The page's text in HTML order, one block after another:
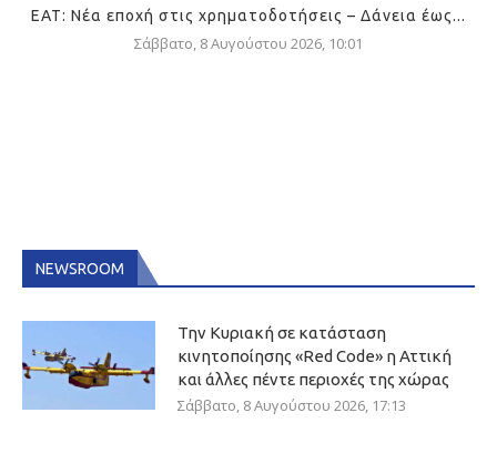
ΕΑΤ: Νέα εποχή στις χρηματοδοτήσεις – Δάνεια έως...
Σάββατο, 8 Αυγούστου 2026, 10:01
NEWSROOM
Την Κυριακή σε κατάσταση
κινητοποίησης «Red Code» η Αττική
και άλλες πέντε περιοχές της χώρας
Σάββατο, 8 Αυγούστου 2026, 17:13